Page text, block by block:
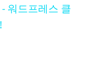
워드프레스 클